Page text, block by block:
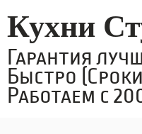
Кухни
Гарантия
Быстро
Работаем с